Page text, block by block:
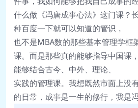
什么做《冯唐成事心法》这门课？
种百度一下就可以知道的管识，
也不是MBA数的那些基本管理学框
课。而是那些真的能够指导中国课
能够结合古今、中外、理论、
实践的管理课。我想既然市面上没
的日常，成事是一生的修行，我是